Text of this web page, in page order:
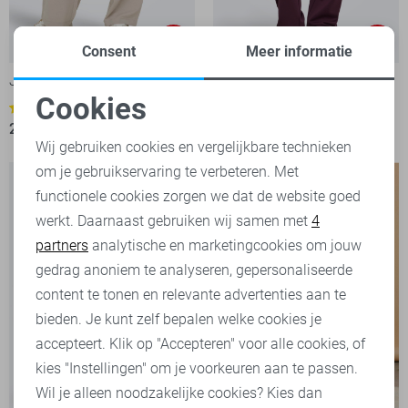
Jacqueline de Yong Broek
31
23,95
Only Broek
Noodzakelijke cookies
Personalisatie cookies
Analytische cookies
Marketing cookies
Consent Meer informatie
Cookies
Wij gebruiken cookies en vergelijkbare technieken
om je gebruikservaring te verbeteren. Met
functionele cookies zorgen we dat de website goed
werkt. Daarnaast gebruiken wij samen met 4
partners analytische en marketingcookies om jouw
gedrag anoniem te analyseren, gepersonaliseerde
content te tonen en relevante advertenties aan te
bieden. Je kunt zelf bepalen welke cookies je
accepteert. Klik op "Accepteren" voor alle cookies, of
kies "Instellingen" om je voorkeuren aan te passen.
Wil je alleen noodzakelijke cookies? Kies dan